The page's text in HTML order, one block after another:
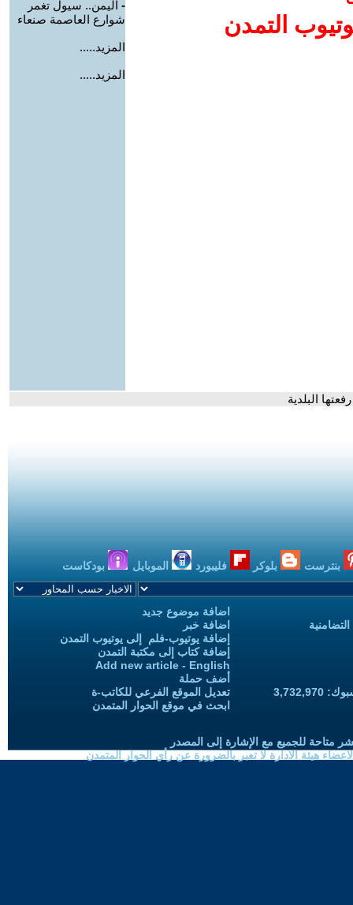
التمدن
- اليمن.. سيول تغمر
شوارع العاصمة صنعاء
المزيد.....
المزيد.....
البلدية
بنترست بلوكر فليبورد الموبايل بودكاست
اضافة موضوع جديد
اضافة خبر
إضافة يوتيوب-فلم إلى يوتيوب التمدن
إضافة كتاب إلى مكتبة التمدن
Add new article - English
أضف حملة
تعديل الموقع الفرعي للكاتب-ة
ابحث في موقع الحوار المتمدن
متاحة للجميع مع الإشارة إلى المصدر
هيئة الادارة لا تعبر بالضرورة عن رأي الحوار المتمدن